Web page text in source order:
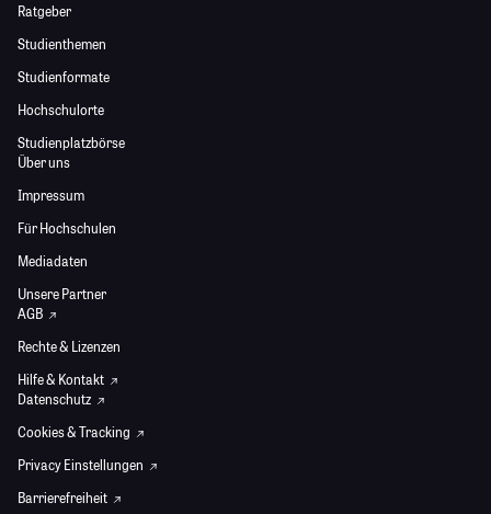
Ratgeber
Studienthemen
Studienformate
Hochschulorte
Studienplatzbörse
Über uns
Impressum
Für Hochschulen
Mediadaten
Unsere Partner
AGB
Rechte & Lizenzen
Hilfe & Kontakt
Datenschutz
Cookies & Tracking
Privacy Einstellungen
Barrierefreiheit